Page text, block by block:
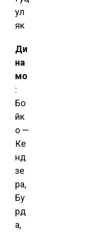
ул
як
Ди
на
мо
:
Бо
йк
о —
Ке
нд
зе
ра,
Бу
рд
а,